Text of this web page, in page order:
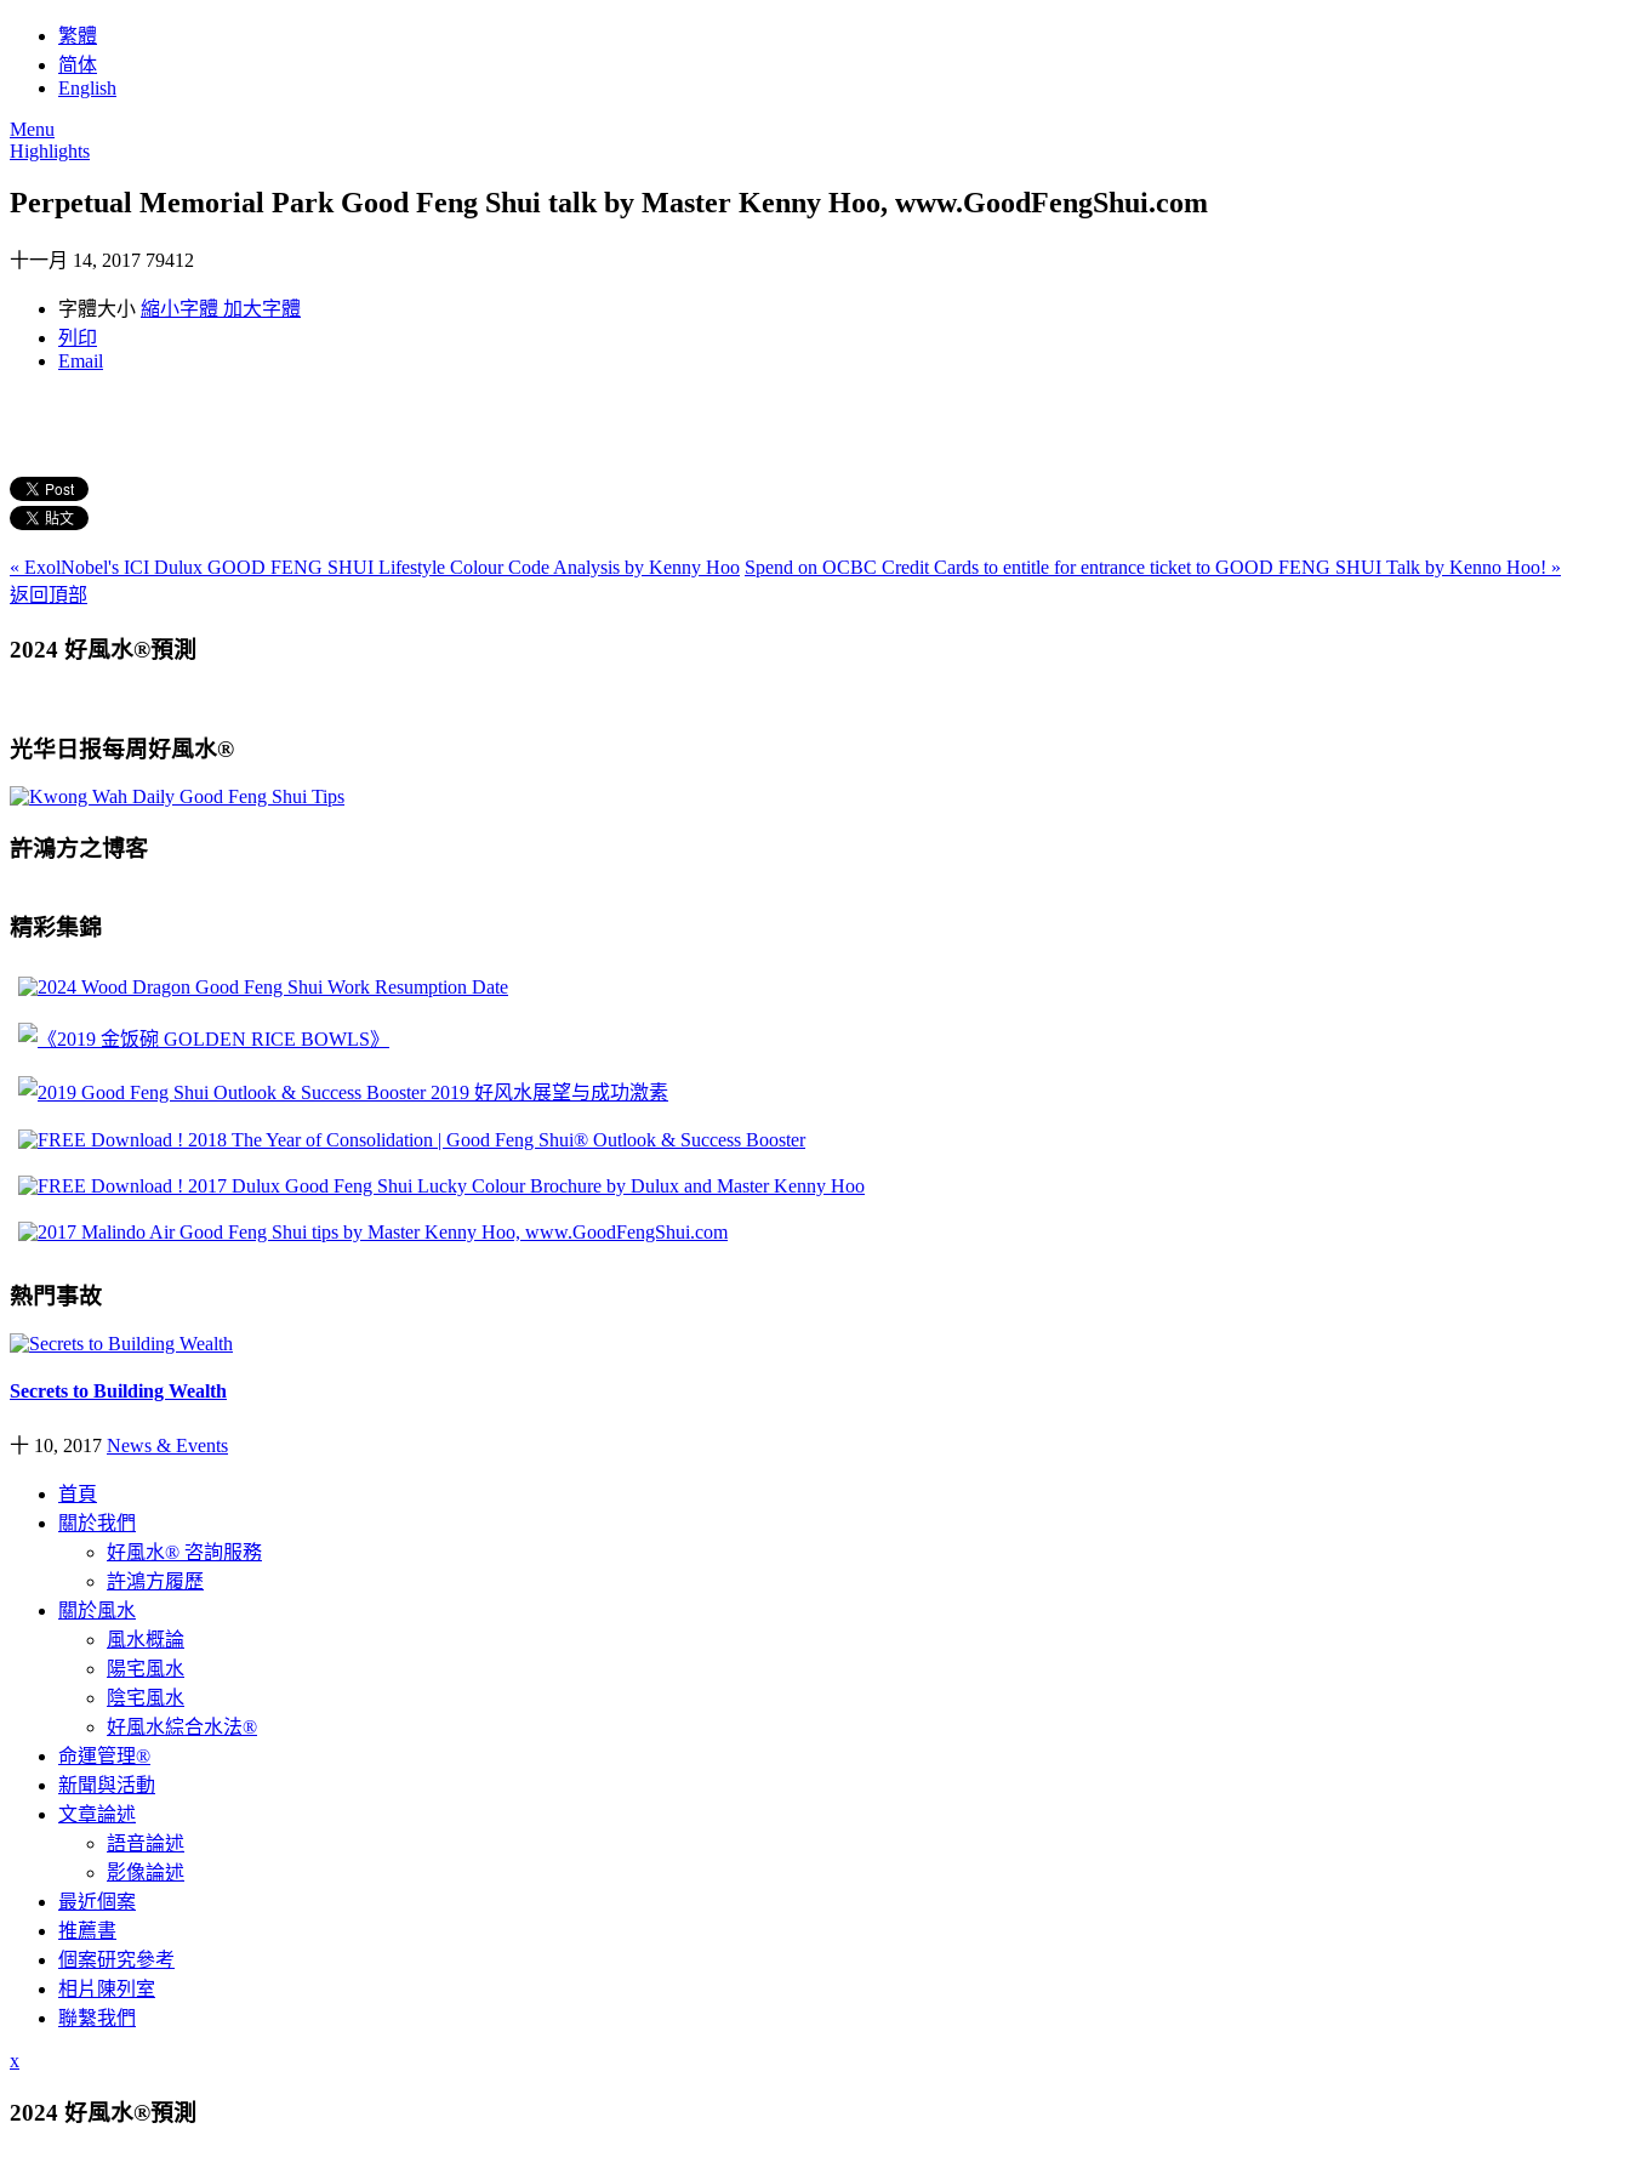
繁體
简体
English
Menu
Highlights
Perpetual Memorial Park Good Feng Shui talk by Master Kenny Hoo, www.GoodFengShui.com
十一月 14, 2017 79412
字體大小 縮小字體 加大字體
列印
Email
« ExolNobel's ICI Dulux GOOD FENG SHUI Lifestyle Colour Code Analysis by Kenny Hoo Spend on OCBC Credit Cards to entitle for entrance ticket to GOOD FENG SHUI Talk by Kenno Hoo! »
返回頂部
2024 好風水®預測
光华日报每周好風水®
許鴻方之博客
精彩集錦
熱門事故
Secrets to Building Wealth
十 10, 2017 News & Events
首頁
關於我們
好風水® 咨詢服務
許鴻方履歷
關於風水
風水概論
陽宅風水
陰宅風水
好風水綜合水法®
命運管理®
新聞與活動
文章論述
語音論述
影像論述
最近個案
推薦書
個案研究參考
相片陳列室
聯繫我們
x
2024 好風水®預測